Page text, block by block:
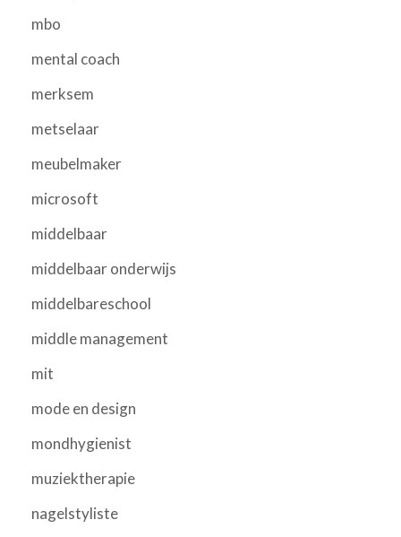
mbo
mental coach
merksem
metselaar
meubelmaker
microsoft
middelbaar
middelbaar onderwijs
middelbareschool
middle management
mit
mode en design
mondhygienist
muziektherapie
nagelstyliste